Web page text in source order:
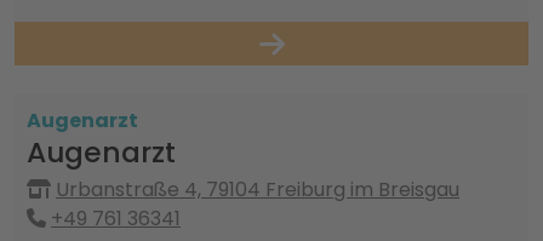
Augenarzt
Augenarzt
Urbanstraße 4, 79104 Freiburg im Breisgau
+49 761 36341